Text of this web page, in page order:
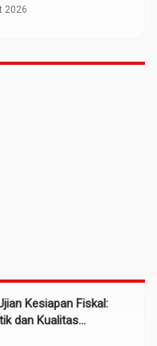
2026
Kesiapan Fiskal:
dan Kualitas